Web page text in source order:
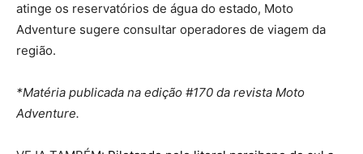
atinge os reservatórios de água do estado, Moto
Adventure sugere consultar operadores de viagem da
região.
*Matéria publicada na edição #170 da revista Moto
Adventure.